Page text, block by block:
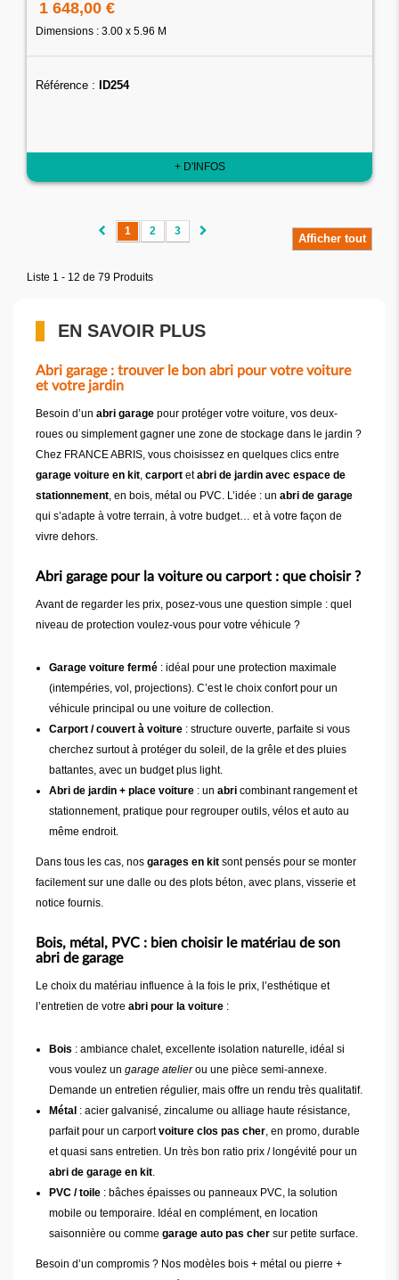
1 648,00 €
Dimensions : 3.00 x 5.96 M
Référence : ID254
+ D'INFOS
Afficher tout
1 2 3
Liste 1 - 12 de 79 Produits
EN SAVOIR PLUS
Abri garage : trouver le bon abri pour votre voiture
et votre jardin
Besoin d’un abri garage pour protéger votre voiture, vos deux-
roues ou simplement gagner une zone de stockage dans le jardin ?
Chez FRANCE ABRIS, vous choisissez en quelques clics entre
garage voiture en kit, carport etabri de jardin avec espace de
stationnement, en bois, métal ou PVC. L’idée : un abri de garage
qui s’adapte à votre terrain, à votre budget… et à votre façon de
vivre dehors.
Abri garage pour la voiture ou carport : que choisir ?
Avant de regarder les prix, posez-vous une question simple : quel
niveau de protection voulez-vous pour votre véhicule ?
Garage voiture fermé : idéal pour une protection maximale
(intempéries, vol, projections). C’est le choix confort pour un
véhicule principal ou une voiture de collection.
Carport / couvert à voiture : structure ouverte, parfaite si vous
cherchez surtout à protéger du soleil, de la grêle et des pluies
battantes, avec un budget plus light.
Abri de jardin + place voiture : un abri combinant rangement et
stationnement, pratique pour regrouper outils, vélos et auto au
même endroit.
Dans tous les cas, nos garages en kit sont pensés pour se monter
facilement sur une dalle ou des plots béton, avec plans, visserie et
notice fournis.
Bois, métal, PVC : bien choisir le matériau de son
abri de garage
Le choix du matériau influence à la fois le prix, l’esthétique et
l’entretien de votre abri pour la voiture :
Bois : ambiance chalet, excellente isolation naturelle, idéal si
vous voulez un garage atelierou une pièce semi-annexe.
Demande un entretien régulier, mais offre un rendu très qualitatif.
Métal : acier galvanisé, zincalume ou alliage haute résistance,
parfait pour un carportvoiture clos pas cher, en promo, durable
et quasi sans entretien. Un très bon ratio prix / longévité pour un
abri de garage en kit.
PVC / toile : bâches épaisses ou panneaux PVC, la solution
mobile ou temporaire. Idéal en complément, en location
saisonnière ou comme garage auto pas cher sur petite surface.
Besoin d’un compromis ? Nos modèles bois + métal ou pierre +